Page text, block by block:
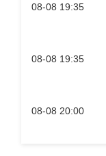
08-08 19:35
08-08 19:35
08-08 20:00